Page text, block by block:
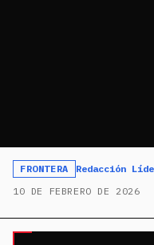
FRONTERA
Redacción
10 DE FEBRERO DE 2026